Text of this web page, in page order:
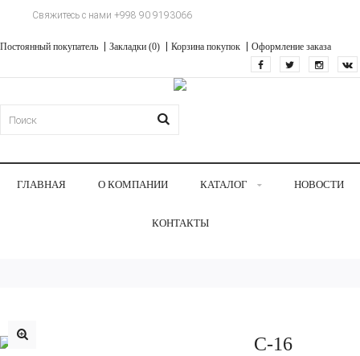
Свяжитесь с нами +998 90 9193066
Постоянный покупатель Закладки (0) Корзина покупок Оформление заказа
ГЛАВНАЯ О КОМПАНИИ КАТАЛОГ НОВОСТИ
КОНТАКТЫ
С-16